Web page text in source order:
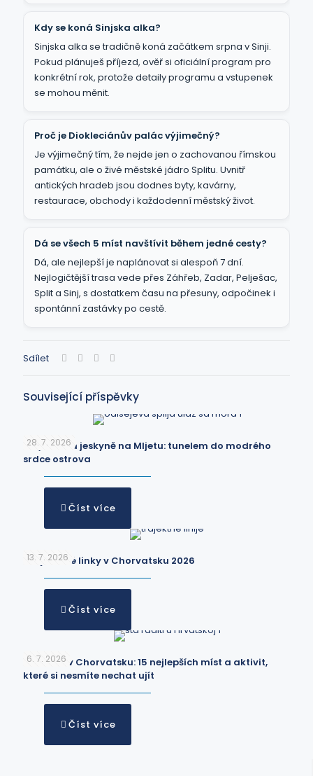
Kdy se koná Sinjska alka?
Sinjska alka se tradičně koná začátkem srpna v Sinji.
Pokud plánuješ příjezd, ověř si oficiální program pro
konkrétní rok, protože detaily programu a vstupenek
se mohou měnit.
Proč je Diokleciánův palác výjimečný?
Je výjimečný tím, že nejde jen o zachovanou římskou
památku, ale o živé městské jádro Splitu. Uvnitř
antických hradeb jsou dodnes byty, kavárny,
restaurace, obchody i každodenní městský život.
Dá se všech 5 míst navštívit během jedné cesty?
Dá, ale nejlepší je naplánovat si alespoň 7 dní.
Nejlogičtější trasa vede přes Záhřeb, Zadar, Pelješac,
Split a Sinj, s dostatkem času na přesuny, odpočinek i
spontánní zastávky po cestě.
Sdílet
Související příspěvky
28. 7. 2026
Odysseova jeskyně na Mljetu: tunelem do modrého
srdce ostrova
Číst více
13. 7. 2026
Trajektové linky v Chorvatsku 2026
Číst více
6. 7. 2026
Co dělat v Chorvatsku: 15 nejlepších míst a aktivit,
které si nesmíte nechat ujít
Číst více